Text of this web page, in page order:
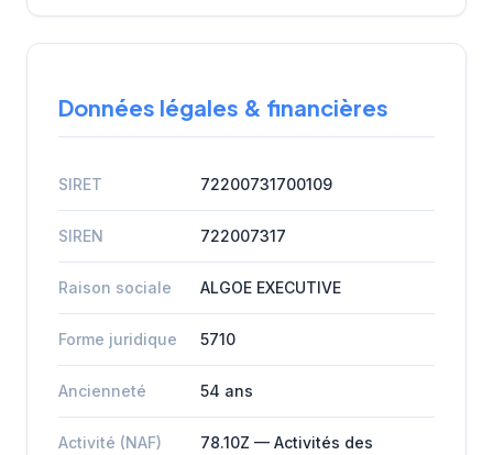
Données légales & financières
SIRET 72200731700109
SIREN 722007317
Raison sociale ALGOE EXECUTIVE
Forme juridique 5710
Ancienneté 54 ans
Activité (NAF)
78.10Z — Activités des